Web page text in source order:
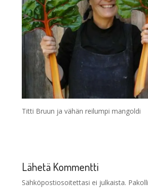
Titti Bruun ja vähän reilumpi mangoldi
Lähetä Kommentti
Sähköpostiosoitettasi ei julkaista.